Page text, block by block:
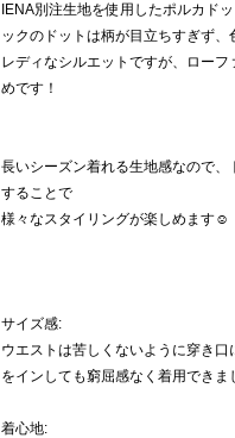
IENA別注生地を使用したポルカ
ックのドットは柄が目立ちすぎず、
レディなシルエットですが、ロー
めです！
長いシーズン着れる生地感なので
することで
様々なスタイリングが楽しめます☺︎
サイズ感:
ウエストは苦しくないように穿き
をインしても窮屈感なく着用できま
着心地: